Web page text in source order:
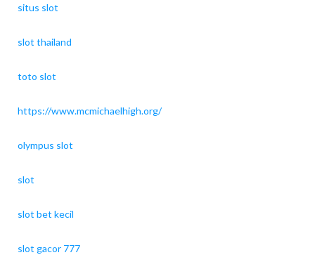
situs slot
slot thailand
toto slot
https://www.mcmichaelhigh.org/
olympus slot
slot
slot bet kecil
slot gacor 777